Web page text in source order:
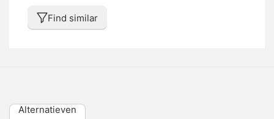
Find similar
Alternatieven